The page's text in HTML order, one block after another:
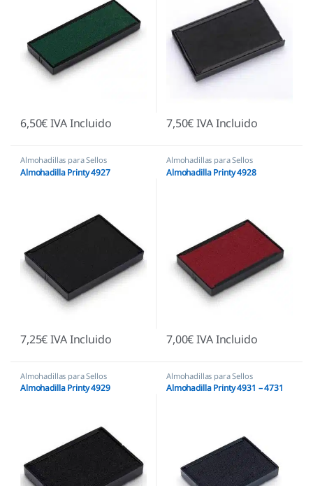
6,50€IVA Incluido 7,50€IVA Incluido
Almohadillas para Sellos
Automáticos ,Almohadillas Trodat
Almohadilla Printy 4927
7,25€IVA Incluido
Almohadillas para Sellos
Automáticos ,Almohadillas Trodat
Almohadilla Printy 4928
7,00€IVA Incluido
Almohadillas para Sellos
Automáticos ,Almohadillas Trodat
Almohadilla Printy 4929
Almohadillas para Sellos
Automáticos ,Almohadillas Trodat
Almohadilla Printy 4931 – 4731